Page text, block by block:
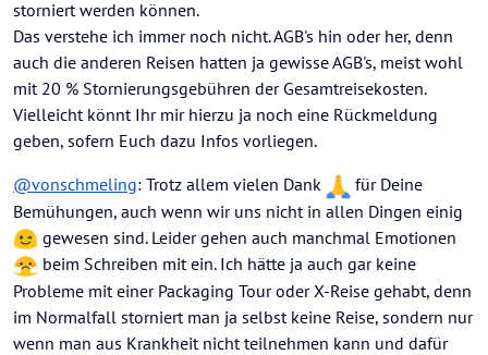
storniert werden können.
Das verstehe ich immer noch nicht. AGB's hin oder her, denn
auch die anderen Reisen hatten ja gewisse AGB's, meist wohl
mit 20 % Stornierungsgebühren der Gesamtreisekosten.
Vielleicht könnt Ihr mir hierzu ja noch eine Rückmeldung
geben, sofern Euch dazu Infos vorliegen.
@vonschmeling: Trotz allem vielen Dank
für Deine
Bemühungen, auch wenn wir uns nicht in allen Dingen einig
gewesen sind. Leider gehen auch manchmal Emotionen
beim Schreiben mit ein. Ich hätte ja auch gar keine
Probleme mit einer Packaging Tour oder X-Reise gehabt, denn
im Normalfall storniert man ja selbst keine Reise, sondern nur
wenn man aus Krankheit nicht teilnehmen kann und dafür